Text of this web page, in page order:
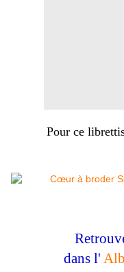
Pour ce
dans l'